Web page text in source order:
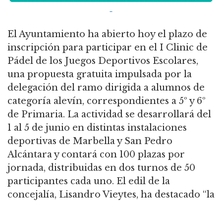
El Ayuntamiento ha abierto hoy el plazo de
inscripción para participar en el I Clinic de
Pádel de los Juegos Deportivos Escolares,
una propuesta gratuita impulsada por la
delegación del ramo dirigida a alumnos de
categoría alevín, correspondientes a 5º y 6º
de Primaria. La actividad se desarrollará del
1 al 5 de junio en distintas instalaciones
deportivas de Marbella y San Pedro
Alcántara y contará con 100 plazas por
jornada, distribuidas en dos turnos de 50
participantes cada uno. El edil de la
concejalía, Lisandro Vieytes, ha destacado “la